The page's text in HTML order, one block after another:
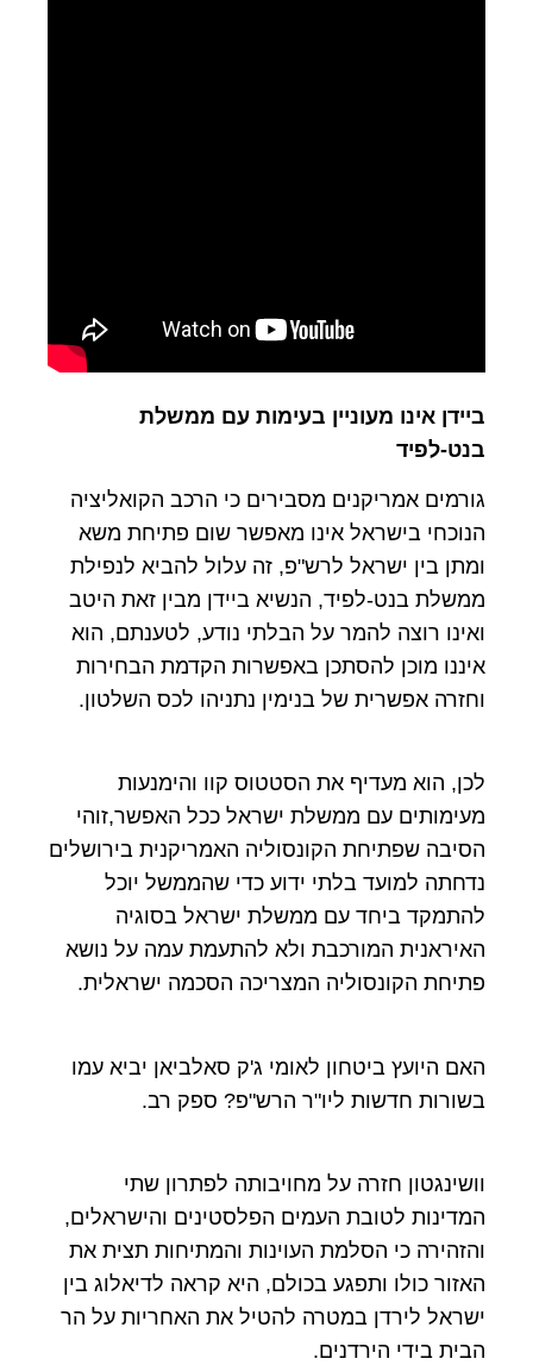
ביידן אינו מעוניין בעימות עם ממשלת
בנט-לפיד
גורמים אמריקנים מסבירים כי הרכב הקואליציה
הנוכחי בישראל אינו מאפשר שום פתיחת משא
ומתן בין ישראל לרש"פ, זה עלול להביא לנפילת
ממשלת בנט-לפיד, הנשיא ביידן מבין זאת היטב
ואינו רוצה להמר על הבלתי נודע, לטענתם, הוא
איננו מוכן להסתכן באפשרות הקדמת הבחירות
וחזרה אפשרית של בנימין נתניהו לכס השלטון.
לכן, הוא מעדיף את הסטטוס קוו והימנעות
מעימותים עם ממשלת ישראל ככל האפשר,זוהי
הסיבה שפתיחת הקונסוליה האמריקנית בירושלים
נדחתה למועד בלתי ידוע כדי שהממשל יוכל
להתמקד ביחד עם ממשלת ישראל בסוגיה
האיראנית המורכבת ולא להתעמת עמה על נושא
פתיחת הקונסוליה המצריכה הסכמה ישראלית.
האם היועץ ביטחון לאומי ג'ק סאלביאן יביא עמו
בשורות חדשות ליו"ר הרש"פ? ספק רב.
וושינגטון חזרה על מחויבותה לפתרון שתי
המדינות לטובת העמים הפלסטינים והישראלים,
והזהירה כי הסלמת העוינות והמתיחות תצית את
האזור כולו ותפגע בכולם, היא קראה לדיאלוג בין
ישראל לירדן במטרה להטיל את האחריות על הר
הבית בידי הירדנים.